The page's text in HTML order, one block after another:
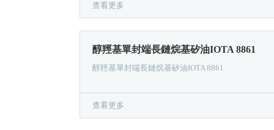
查看更多
醇羥基單封端長鏈烷基矽油IOTA 8861
醇羥基單封端長鏈烷基矽油IOTA 8861
查看更多